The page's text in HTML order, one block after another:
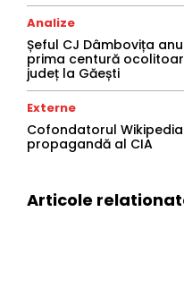
Analize
Șeful CJ Dâmbovița
prima centură
județ la Găești
Externe
Cofondatorul
propagandă al CIA
Articole